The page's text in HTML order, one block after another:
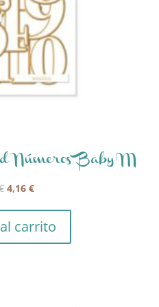
Números Baby M
El
original
era:
4,16 €El
actual
es:
carrito